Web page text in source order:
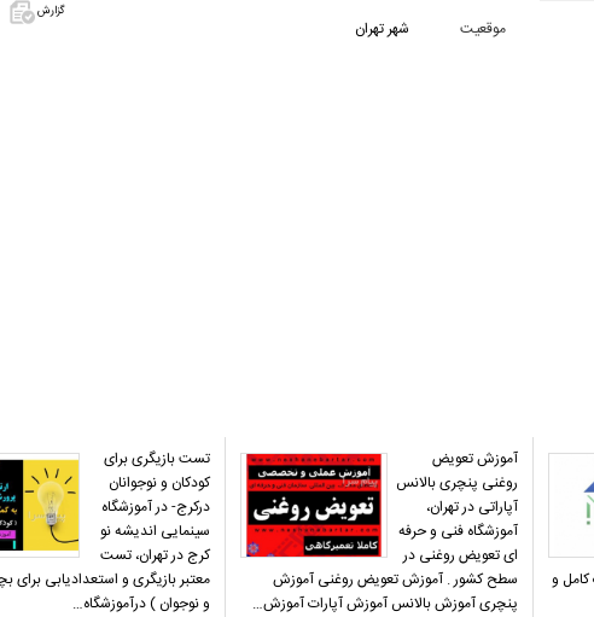
گزارش
موقعیت
شهر تهران
صورت کامل و
آموزش تعویض
روغنی پنچری بالانس
آپاراتی در تهران،
آموزشگاه فنی و حرفه
ای تعویض روغنی در
سطح کشور . آموزش تعویض روغنی آموزش
پنچری آموزش بالانس آموزش آپارات آموزش…
تست بازیگری برای
کودکان و نوجوانان
درکرج- در آموزشگاه
سینمایی اندیشه نو
کرج در تهران، تست
معتبر بازیگری و استعدادیابی برای
و نوجوان ) درآموزشگاه…